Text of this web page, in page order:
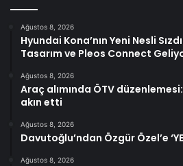
Ağustos 8, 2026
Hyundai Kona’nın Yeni Nesli
Tasarım ve Pleos Connect
Ağustos 8, 2026
Araç alımında ÖTV
akın etti
Ağustos 8, 2026
Davutoğlu’ndan Özgür Özel’e
Ağustos 8, 2026